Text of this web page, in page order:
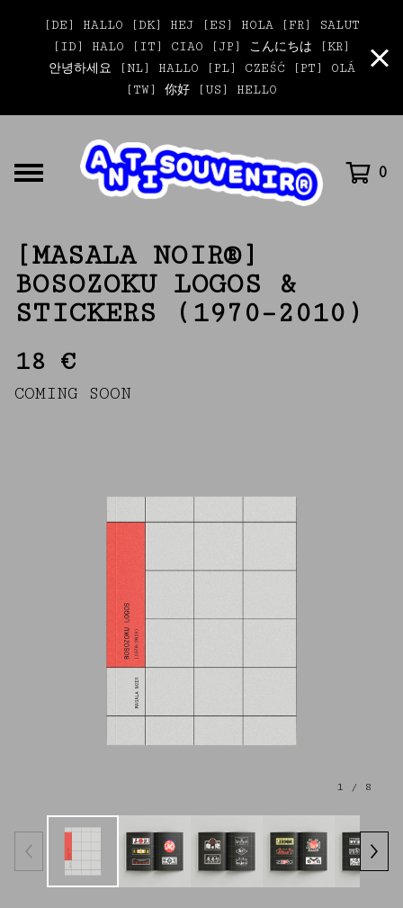
[DE] HALLO [DK] HEJ [ES] HOLA [FR] SALUT
[ID] HALO [IT] CIAO [JP] こんにちは [KR]
안녕하세요 [NL] HALLO [PL] CZEŚĆ [PT] OLÁ
[TW] 你好 [US] HELLO
0
[MASALA NOIR®]
BOSOZOKU LOGOS &
STICKERS (1970–2010)
18 €
COMING SOON
1 / 8